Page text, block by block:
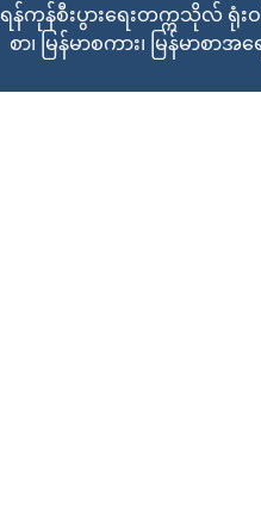
ရန်ကုန်စီးပွားရေးတက္ကသိုလ် ရုံး
စာ၊ မြန်မာစကား၊ မြန်မာစ